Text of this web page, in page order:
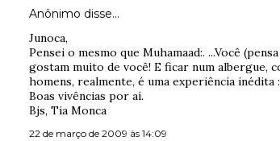
Anônimo disse…
Junoca,
Pensei o mesmo que Muhamaad:. ...Você
gostam muito de você! E ficar num albergue,
homens, realmente, é uma experiência inédita
Boas vivências por aí.
Bjs, Tia Monca
22 de março de 2009 às 14:09